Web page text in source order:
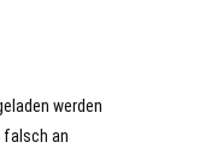
werden
falsch an